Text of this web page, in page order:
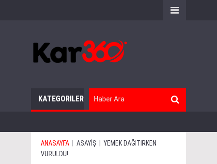
KATEGORILER
ANASAYFA | ASAYİŞ | YEMEK DAĞITIRKEN
VURULDU!